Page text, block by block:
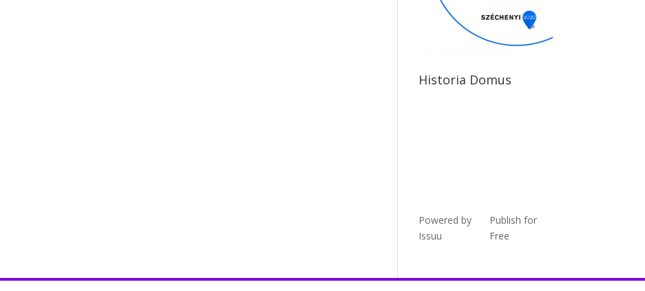
Historia Domus
Powered by
Issuu
Publish for
Free